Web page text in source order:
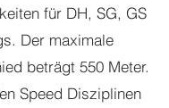
für DH, SG, GS
Der maximale
beträgt 550 Meter.
Speed Disziplinen